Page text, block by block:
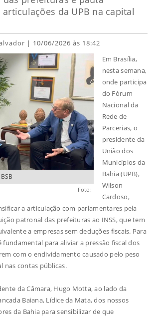
da UPB na capital
| 10/06/2026 às 18:42
Foto:
Em Brasília,
nesta semana,
onde participa
do Fórum
Nacional da
Rede de
Parcerias, o
presidente da
União dos
Municípios da
Bahia (UPB),
Wilson
Cardoso,
a articulação com parlamentares pela
patronal das prefeituras ao INSS, que tem
a empresas sem deduções fiscais. Para
fundamental para aliviar a pressão fiscal dos
com o endividamento causado pelo peso
nas contas públicas.
da Câmara, Hugo Motta, ao lado da
Baiana, Lídice da Mata, dos nossos
da Bahia para sensibilizar de que